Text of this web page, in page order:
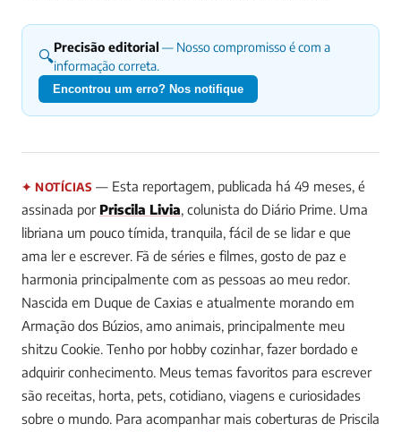
🔍Precisão editorial — Nosso compromisso é com a
informação correta.
Encontrou um erro? Nos notifique
✦ NOTÍCIAS — Esta reportagem, publicada há 49 meses, é
assinada por Priscila Livia, colunista do Diário Prime. Uma
libriana um pouco tímida, tranquila, fácil de se lidar e que
ama ler e escrever. Fã de séries e filmes, gosto de paz e
harmonia principalmente com as pessoas ao meu redor.
Nascida em Duque de Caxias e atualmente morando em
Armação dos Búzios, amo animais, principalmente meu
shitzu Cookie. Tenho por hobby cozinhar, fazer bordado e
adquirir conhecimento. Meus temas favoritos para escrever
são receitas, horta, pets, cotidiano, viagens e curiosidades
sobre o mundo. Para acompanhar mais coberturas de Priscila